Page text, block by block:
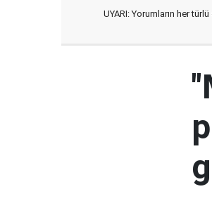
UYARI: Yorumların her